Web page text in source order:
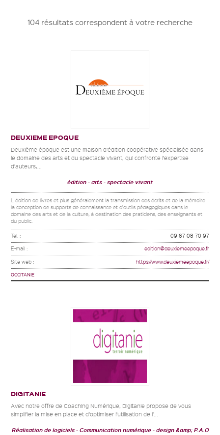
104 résultats correspondent à votre recherche
DEUXIEME EPOQUE
Deuxième époque est une maison d’édition coopérative spécialisée dans
le domaine des arts et du spectacle vivant, qui confronte l’expertise
d’auteurs,...
édition arts spectacle vivant
L édition de livres et plus généralement la transmission des écrits et de la mémoire
la conception de supports de connaissance et d'outils pédagogiques dans le
domaine des arts et de la culture, à destination des praticiens, des enseignants et
du public.
Tel. : 09 67 08 70 97
E-mail : edition@deuxiemeepoque.fr
Site web : https://www.deuxiemeepoque.fr/
OCCITANIE
DIGITANIE
Avec notre offre de Coaching Numérique, Digitanie propose de vous
simplifier la mise en place et d’optimiser l’utilisation de l’...
Réalisation de logiciels Communication numérique design &amp; P.A.O